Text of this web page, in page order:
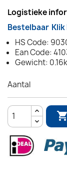
Logistieke
Bestelbaar
HS Code:
Ean Code:
Gewicht:
Aantal
